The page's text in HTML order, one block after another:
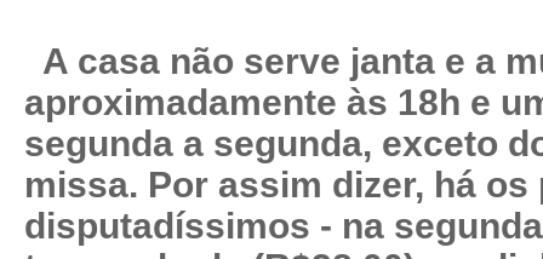
A casa não serve janta e a
aproximadamente às 18h e
segunda a segunda, exceto
missa. Por assim dizer, há os
disputadíssimos - na